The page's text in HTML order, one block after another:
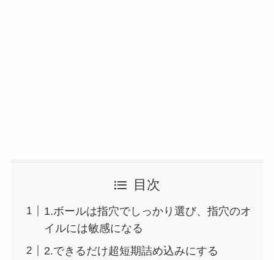
目次
1.ボールは指穴でしっかり選び、指穴のオ
イルには敏感になる
2.できるだけ超短期詰め込みにする